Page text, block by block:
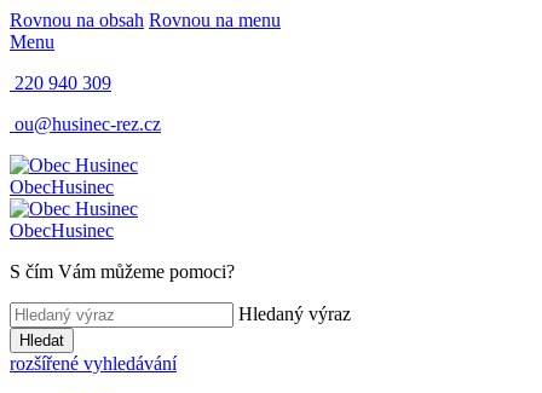
Rovnou na obsah Rovnou na menu
Menu
220 940 309
ou@husinec-rez.cz
ObecHusinec
ObecHusinec
S čím Vám můžeme pomoci?
Hledaný výraz
Hledat
rozšířené vyhledávání